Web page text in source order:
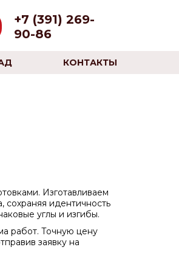
+7 (391) 269-
90-86
КОНТАКТЫ
Изготавливаем
сохраняя идентичность
углы и изгибы.
работ. Точную цену
заявку на